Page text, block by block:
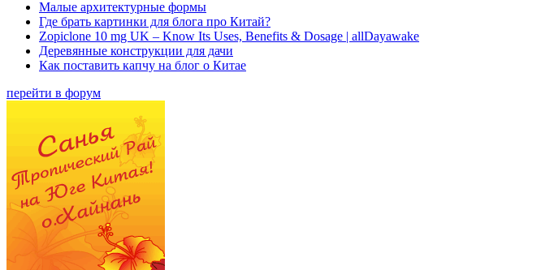
Малые архитектурные формы
Где брать картинки для блога про Китай?
Zopiclone 10 mg UK – Know Its Uses, Benefits & Dosage | allDayawake
Деревянные конструкции для дачи
Как поставить капчу на блог о Китае
перейти в форум